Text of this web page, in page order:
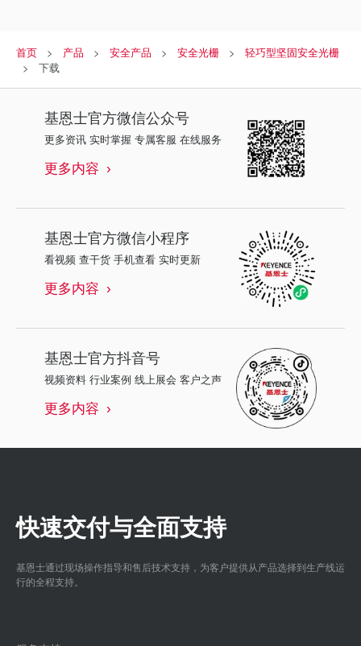
首页 产品 安全产品 安全光栅
轻巧型坚固安全光栅
下载
基恩士官方微信公众号
更多资讯 实时掌握 专属客服 在线服务
更多内容
基恩士官方微信小程序
看视频 查干货 手机查看 实时更新
更多内容
基恩士官方抖音号
视频资料 行业案例 线上展会 客户之声
更多内容
快速交付与全面支持
基恩士通过现场操作指导和售后技术支持，为客户提供从产品选择到生产线运
行的全程支持。